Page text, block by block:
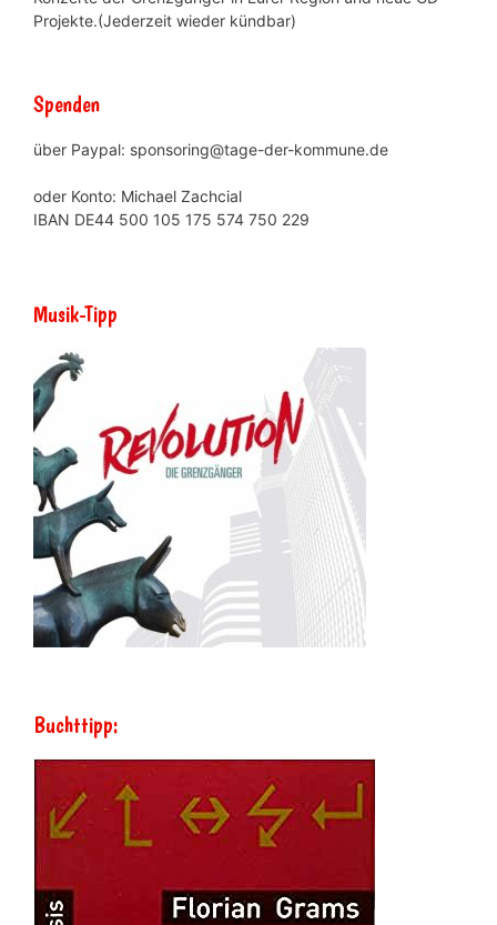
Projekte.(Jederzeit wieder kündbar)
Spenden
über Paypal: sponsoring@tage-der-kommune.de
oder Konto: Michael Zachcial
IBAN DE44 500 105 175 574 750 229
Musik-Tipp
Buchttipp: